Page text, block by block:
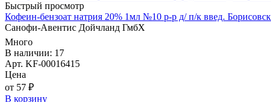
Быстрый просмотр
Кофеин-бензоат натрия 20% 1мл №10 р-р д/ п/к введ.
Санофи-Авентис Дойчланд ГмбХ
Много
В наличии: 17
Арт. KF-00016415
Цена
от 57 ₽
В корзину